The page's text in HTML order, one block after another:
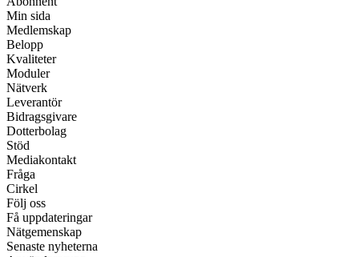
Min sida
Medlemskap
Belopp
Kvaliteter
Moduler
Nätverk
Leverantör
Bidragsgivare
Dotterbolag
Stöd
Mediakontakt
Fråga
Cirkel
Följ oss
Få uppdateringar
Nätgemenskap
Senaste nyheterna